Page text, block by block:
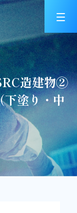
造建物②
塗り・中